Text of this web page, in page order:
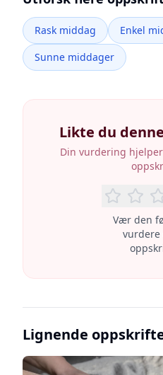
Rask middag
Enkel
Sunne middager
Likte du
Din vurdering
Vær den
vurdere
Lignende